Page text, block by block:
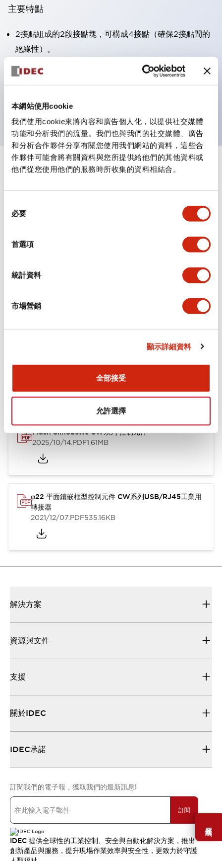
本網站使用cookie
我們使用cookie來將內容和廣告個人化，以提供社交媒體
功能和分析我們的流量。我們也與我們的社交媒體、廣告
和分析合作夥伴分享有關您使用我們網站的資料，這些合
作夥伴可能會將有關資料與您所提供給他們的其他資料或
他們從您使用他們的服務時所收集的資料相結合。
必要
首選項
統計資料
市場營銷
顯示詳細資料
全部接受
允許選擇
需要幫助嗎？
主要特點
2接點組成的2段接點塊，可構成4接點（確保2接點間的
絕緣性）。
面板深度39.9mm（※11段接點塊）、59.9mm（※22段
接點塊）。可實現省空間設計。
防護結構
規格
審美規範
環境規範
功能規格
機械規格
型錄和宣傳手冊 CAD檔 認證與標準
Flush Silhouette CW系列 控制元件
2025/10/14.PDF1.61MB
φ22 平面鑲嵌框型控制元件 CW系列USB/RJ45工業用
轉接器
2021/12/07.PDF535.16KB
解決方案
資源與文件
支援
關於IDEC
IDEC承諾
訂閱我們的電子報，獲取我們的最新訊息!
訂閱
IDEC 提供全球性的工業控制、安全與自動化解決方案，推出
創新產品與服務，提升現場作業效率與安全性，更致力於守護